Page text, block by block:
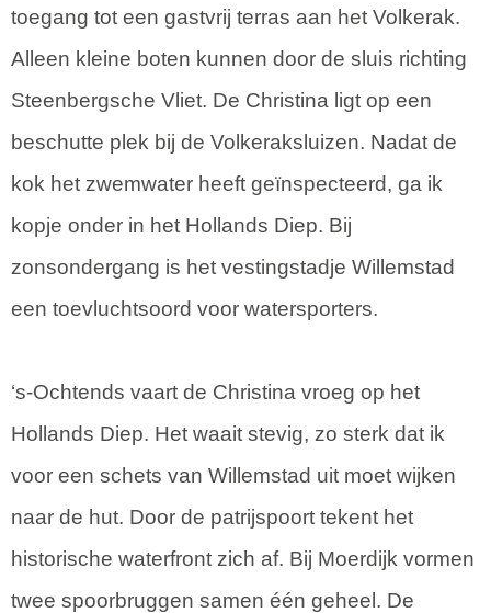
toegang tot een gastvrij terras aan het Volkerak.
Alleen kleine boten kunnen door de sluis richting
Steenbergsche Vliet. De Christina ligt op een
beschutte plek bij de Volkeraksluizen. Nadat de
kok het zwemwater heeft geïnspecteerd, ga ik
kopje onder in het Hollands Diep. Bij
zonsondergang is het vestingstadje Willemstad
een toevluchtsoord voor watersporters.
‘s-Ochtends vaart de Christina vroeg op het
Hollands Diep. Het waait stevig, zo sterk dat ik
voor een schets van Willemstad uit moet wijken
naar de hut. Door de patrijspoort tekent het
historische waterfront zich af. Bij Moerdijk vormen
twee spoorbruggen samen één geheel. De